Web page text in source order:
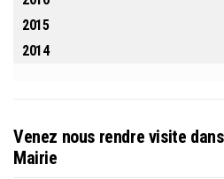
2015
2014
Venez nous rendre visite
Mairie